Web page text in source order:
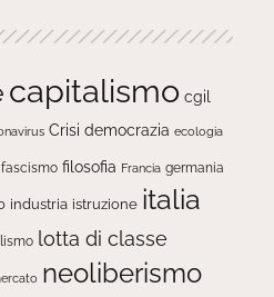
capitalismo cgil
Crisi democrazia ecologia
fascismo filosofia Francia germania
industria istruzione italia
lotta di classe
neoliberismo